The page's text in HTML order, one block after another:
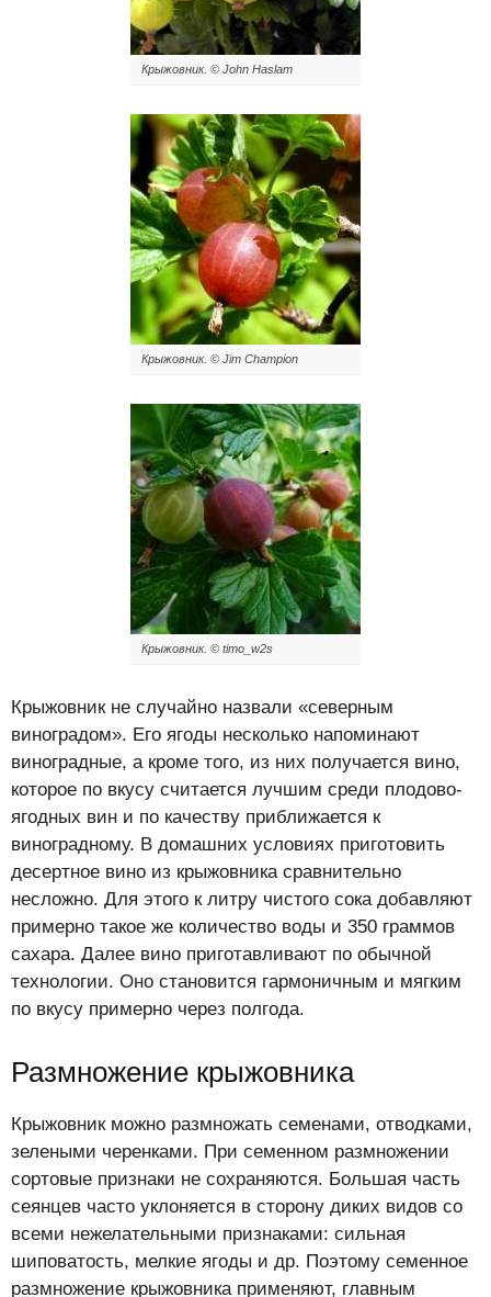
Крыжовник. © John Haslam
Крыжовник. © Jim Champion
Крыжовник. © timo_w2s
Крыжовник не случайно назвали «северным
виноградом». Его ягоды несколько напоминают
виноградные, а кроме того, из них получается вино,
которое по вкусу считается лучшим среди плодово-
ягодных вин и по качеству приближается к
виноградному. В домашних условиях приготовить
десертное вино из крыжовника сравнительно
несложно. Для этого к литру чистого сока добавляют
примерно такое же количество воды и 350 граммов
сахара. Далее вино приготавливают по обычной
технологии. Оно становится гармоничным и мягким
по вкусу примерно через полгода.
Размножение крыжовника
Крыжовник можно размножать семенами, отводками,
зелеными черенками. При семенном размножении
сортовые признаки не сохраняются. Большая часть
сеянцев часто уклоняется в сторону диких видов со
всеми нежелательными признаками: сильная
шиповатость, мелкие ягоды и др. Поэтому семенное
размножение крыжовника применяют, главным